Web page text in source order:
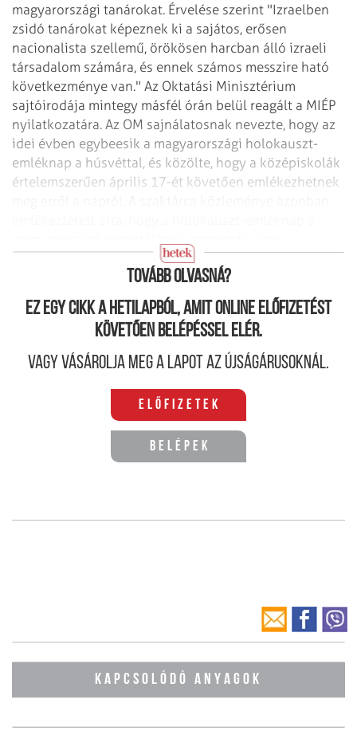
magyarországi tanárokat. Érvelése szerint "Izraelben
zsidó tanárokat képeznek ki a sajátos, erősen
nacionalista szellemű, örökösen harcban álló izraeli
társadalom számára, és ennek számos messzire ható
következménye van." Az Oktatási Minisztérium
sajtóirodája mintegy másfél órán belül reagált a MIÉP
nyilatkozatára. Az OM sajnálatosnak nevezte, hogy az
idei évben egybeesik a magyarországi holokauszt-
emléknap a húsvéttal, és közölte, hogy a középiskolák
értelemszerűen április 17-ét követően emlékezhetnek
napjához, április 16-hoz kötődik.
Tovább olvasná?
Ez egy cikk a hetilapból, amit online előfizetést
követően belépéssel elér.
Vagy vásárolja meg a lapot az újságárusoknál.
Előfizetek
Belépek
KAPCSOLÓDÓ ANYAGOK